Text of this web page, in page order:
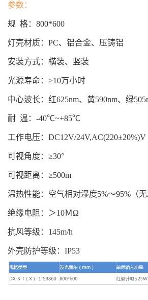
参数：
规 格：800*600
灯壳材质：PC、铝合金、压铸铝
安装方式：横装、竖装
光源寿命：≥10万小时
中心波长：红625nm、黄590nm、绿
耐 温：-40℃~+85℃
工作电压：DC12V/24V,AC(220±20%)V
可视角度：≥30°
可视距离：≥500m
温热性能：空气相对湿度5%～95%（无
绝缘电阻：＞10ＭΩ
抗风等级：145m/h
外壳防护等级：IP53